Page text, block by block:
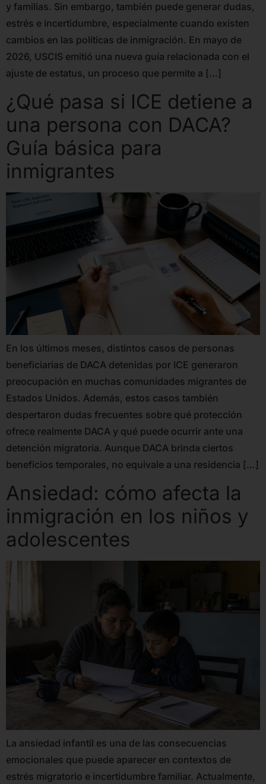
y familias. Sin embargo, también puede generar dudas,
estrés e incertidumbre, especialmente cuando existen
cambios en las políticas de inmigración. En mayo de
2026, USCIS emitió una nueva guía relacionada con el
ajuste de estatus, un proceso que permite a […]
¿Qué pasa si ICE detiene a
una persona con DACA?
Guía básica para
inmigrantes
En los últimos meses, distintos casos de personas
beneficiarias de DACA detenidas por ICE generaron
preocupación en muchas comunidades migrantes de
Estados Unidos. Además, estos casos también
despertaron dudas frecuentes sobre qué protección
ofrece realmente DACA y qué puede ocurrir ante una
detención migratoria. Aunque DACA brinda ciertos
beneficios temporales, no equivale a una residencia […]
Ansiedad: cómo afecta la
inmigración en los niños y
adolescentes
La ansiedad infantil es una de las consecuencias
emocionales que puede aparecer en contextos de
estrés migratorio e incertidumbre familiar. Actualmente,